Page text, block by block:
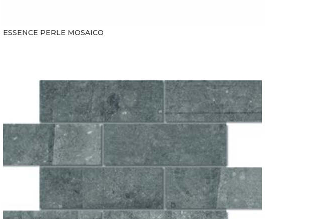
ESSENCE PERLE MOSAICO